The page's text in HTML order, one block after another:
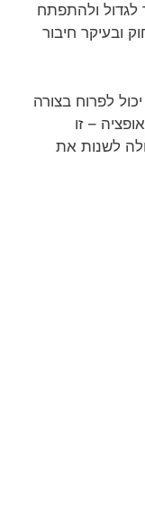
ולהתפתח
חיבור
לפרוח בצורה
– זו
לשנות את